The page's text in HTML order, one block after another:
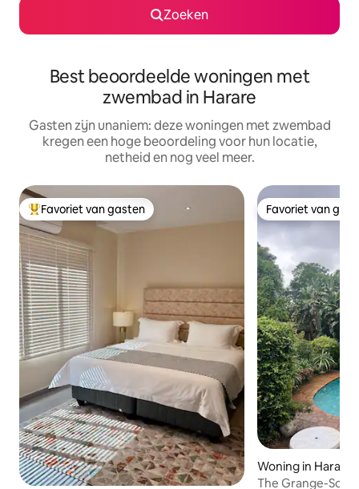
Zoeken
Best beoordeelde woningen met
zwembad in Harare
Gasten zijn unaniem: deze woningen met zwembad
kregen een hoge beoordeling voor hun locatie,
netheid en nog veel meer.
Topfavoriet van gasten
Favoriet van gasten Favoriet van
Favoriet van
Woning in Harare
The Grange-